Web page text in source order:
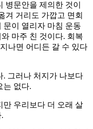
병문안을 제의한 것이
겨 거리도 가깝고 면회
문이 열리자 마침 운동
마주 친 것이다. 회복
나면 어디든 갈 수 있다
. 그러나 처지가 나보다
는 없다.
만 우리보다 더 오래 살